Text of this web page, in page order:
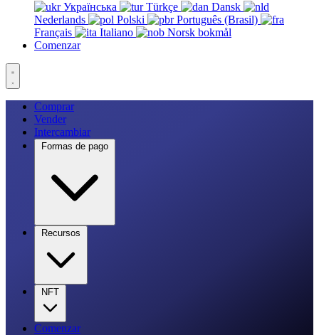
Українська
Türkçe
Dansk
Nederlands
Polski
Português (Brasil)
Français
Italiano
Norsk bokmål
Comenzar
Comprar
Vender
Intercambiar
Formas de pago
Recursos
NFT
Comenzar